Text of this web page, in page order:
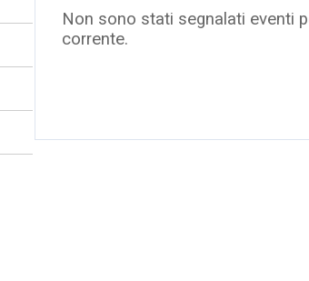
Non sono stati segnalati eventi
corrente.